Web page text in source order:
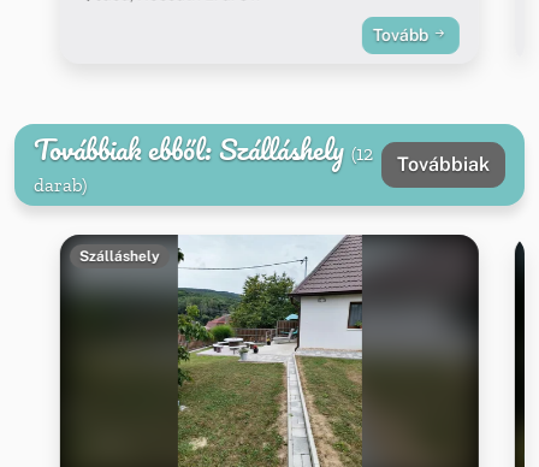
Tovább
Továbbiak ebből: Szálláshely (12
darab)
Továbbiak
Szálláshely